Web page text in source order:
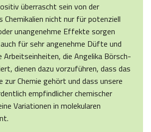
überrascht sein von der
Chemikalien nicht nur für potenziell
unangenehme Effekte sorgen
für sehr angenehme Düfte und
Arbeitseinheiten, die Angelika Börsch-
dienen dazu vorzuführen, dass das
zur Chemie gehört und dass unsere
empfindlicher chemischer
Variationen in molekularen